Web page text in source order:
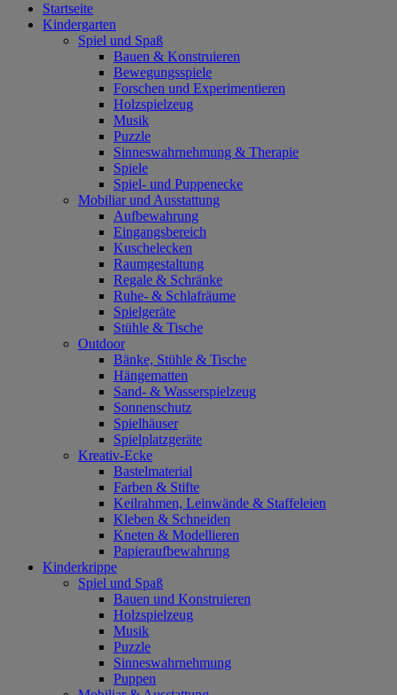
Startseite
Kindergarten
Spiel und Spaß
Bauen & Konstruieren
Bewegungsspiele
Forschen und Experimentieren
Holzspielzeug
Musik
Puzzle
Sinneswahrnehmung & Therapie
Spiele
Spiel- und Puppenecke
Mobiliar und Ausstattung
Aufbewahrung
Eingangsbereich
Kuschelecken
Raumgestaltung
Regale & Schränke
Ruhe- & Schlafräume
Spielgeräte
Stühle & Tische
Outdoor
Bänke, Stühle & Tische
Hängematten
Sand- & Wasserspielzeug
Sonnenschutz
Spielhäuser
Spielplatzgeräte
Kreativ-Ecke
Bastelmaterial
Farben & Stifte
Keilrahmen, Leinwände & Staffeleien
Kleben & Schneiden
Kneten & Modellieren
Papieraufbewahrung
Kinderkrippe
Spiel und Spaß
Bauen und Konstruieren
Holzspielzeug
Musik
Puzzle
Sinneswahrnehmung
Puppen